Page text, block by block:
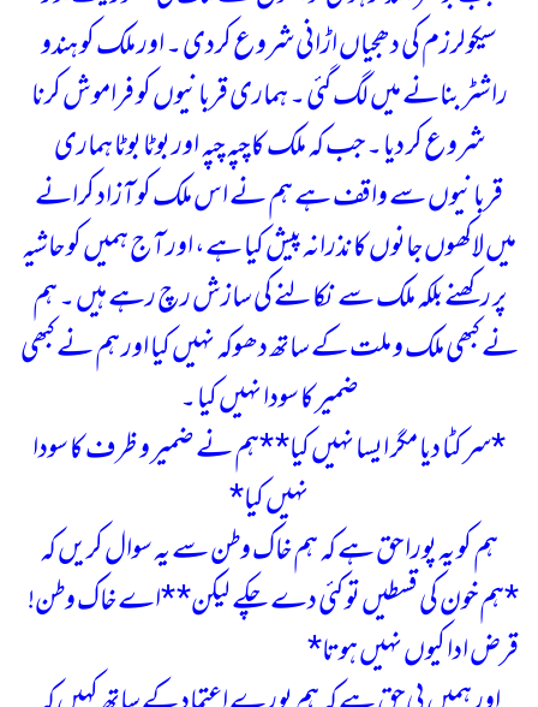
سیکولرزم کی دھجیاں اڑانی شروع کردی ۔ اور ملک کو ہندو
راشٹر بنانے میں لگ گئی ۔ ہماری قربانیوں کو فراموش کرنا
شروع کر دیا ۔ جب کہ ملک کا چپہ چپہ اور بوٹا بوٹا ہماری
قربانیوں سے واقف ہے ہم نے اس ملک کو آزاد کرانے
میں لاکھوں جانوں کا نذرانہ پیش کیا ہے، اور آج ہمیں کو حاشیہ
پر رکھنے بلکہ ملک سے نکالنے کی سازش رچ رہے ہیں ۔ہم
نے کبھی ملک و ملت کے ساتھ دھوکہ نہیں کیا اور ہم نے کبھی
ضمیر کا سودا نہیں کیا ۔
*سر کٹا دیا مگر ایسا نہیں کیا**ہم نے ضمیر و ظرف کا سودا
نہیں کیا*
ہم کو یہ پورا حق ہے کہ ہم خاک وطن سے یہ سوال کریں کہ
*ہم خون کی قسطیں تو کئی دے چکے لیکن**اے خاک وطن!
قرض ادا کیوں نہیں ہوتا*